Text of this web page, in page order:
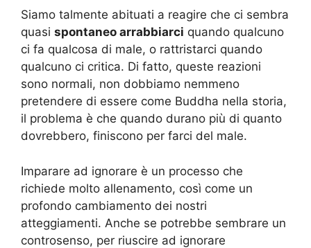
Siamo talmente abituati a reagire che ci sembra
quasi spontaneo arrabbiarci quando qualcuno
ci fa qualcosa di male, o rattristarci quando
qualcuno ci critica. Di fatto, queste reazioni
sono normali, non dobbiamo nemmeno
pretendere di essere come Buddha nella storia,
il problema è che quando durano più di quanto
dovrebbero, finiscono per farci del male.
Imparare ad ignorare è un processo che
richiede molto allenamento, così come un
profondo cambiamento dei nostri
atteggiamenti. Anche se potrebbe sembrare un
controsenso, per riuscire ad ignorare